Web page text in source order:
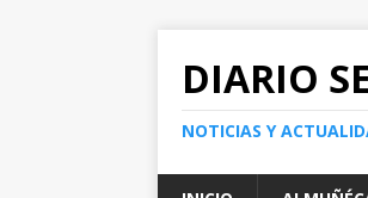
DIARIO
NOTICIAS Y